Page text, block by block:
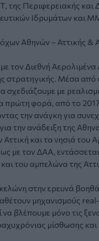
της Περιφερειακής και
Ιδρυμάτων και
Αθηνών – Αττικής &
τον Διεθνή
στρατηγικής. Μέσα
σχεδιάζουμε με
πρώτη φορά, από το
την ανάγκη για
την ανάδειξη της
Αττική και τα νησιά του
με τον ΔΑΑ,
του αμπελώνα της
στην ερευνά
μηχανισμούς
βλέπουμε μόνο τις
μίσθωσης